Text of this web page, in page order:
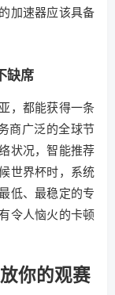
加速器应该具备
缺席
，都能获得一条
商广泛的全球节
状况，智能推荐
世界杯时，系统
低、最稳定的专
令人恼火的卡顿
你的观赛